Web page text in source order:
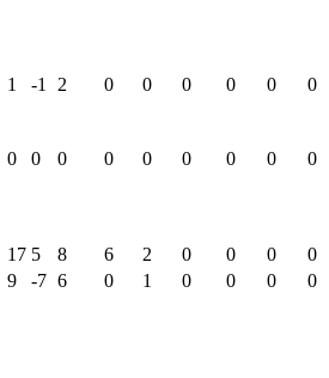
1 -1 2 0 0 0 0 0
0
0 0 0 0 0 0 0 0
0
17 5 8 6 2 0 0 0
0
9 -7 6 0 1 0 0 0
0